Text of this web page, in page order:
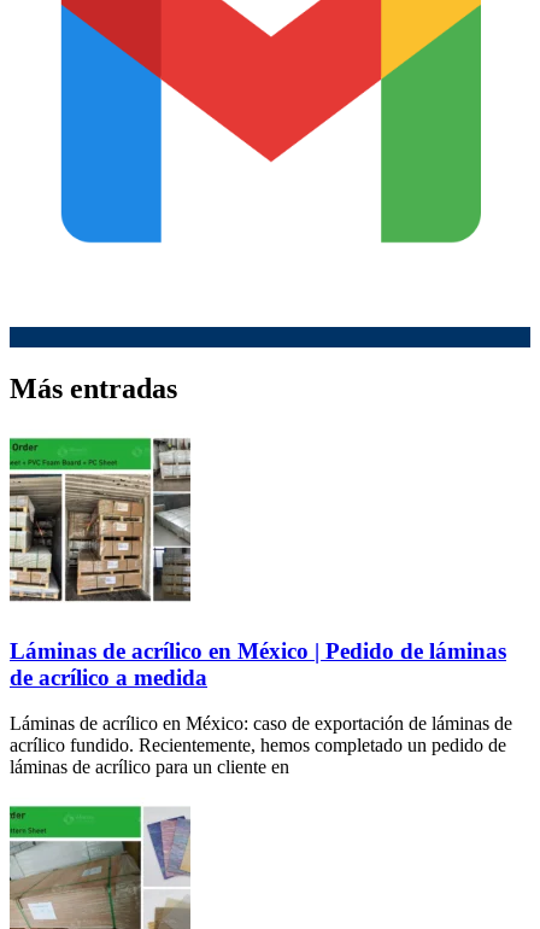
Más entradas
Láminas de acrílico en México | Pedido de láminas
de acrílico a medida
Láminas de acrílico en México: caso de exportación de láminas de
acrílico fundido. Recientemente, hemos completado un pedido de
láminas de acrílico para un cliente en